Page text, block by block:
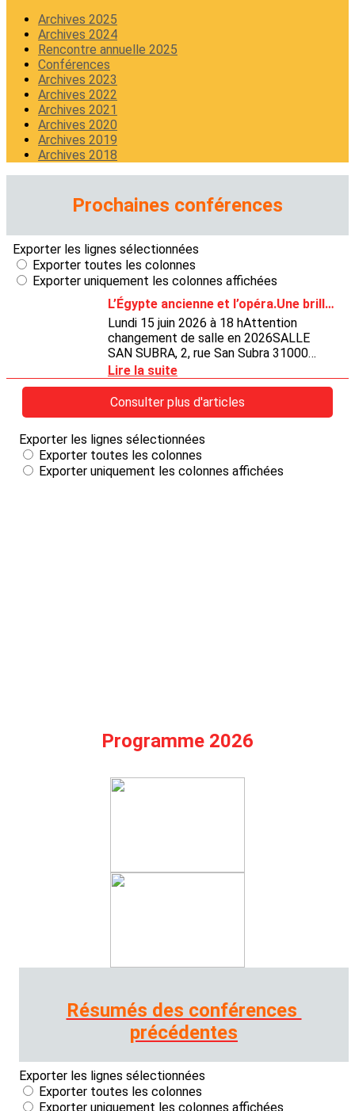
Archives 2025
Archives 2024
Rencontre annuelle 2025
Conférences
Archives 2023
Archives 2022
Archives 2021
Archives 2020
Archives 2019
Archives 2018
Prochaines conférences
Programme 2026
Résumés des conférences
précédentes